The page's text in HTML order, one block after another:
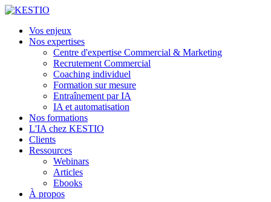
Vos enjeux
Nos expertises
Centre d'expertise Commercial & Marketing
Recrutement Commercial
Coaching individuel
Formation sur mesure
Entraînement par IA
IA et automatisation
Nos formations
L'IA chez KESTIO
Clients
Ressources
Webinars
Articles
Ebooks
À propos